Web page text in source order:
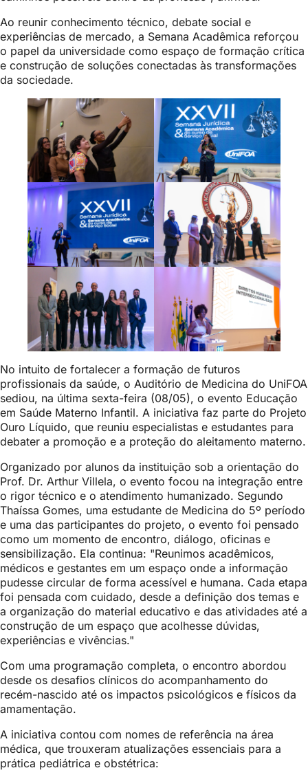
Ao reunir conhecimento técnico, debate social e
experiências de mercado, a Semana Acadêmica reforçou
o papel da universidade como espaço de formação crítica
e construção de soluções conectadas às transformações
da sociedade.
No intuito de fortalecer a formação de futuros
profissionais da saúde, o Auditório de Medicina do UniFOA
sediou, na última sexta-feira (08/05), o evento Educação
em Saúde Materno Infantil. A iniciativa faz parte do Projeto
Ouro Líquido, que reuniu especialistas e estudantes para
debater a promoção e a proteção do aleitamento materno.
Organizado por alunos da instituição sob a orientação do
Prof. Dr. Arthur Villela, o evento focou na integração entre
o rigor técnico e o atendimento humanizado. Segundo
Thaíssa Gomes, uma estudante de Medicina do 5º período
e uma das participantes do projeto, o evento foi pensado
como um momento de encontro, diálogo, oficinas e
sensibilização. Ela continua: "Reunimos acadêmicos,
médicos e gestantes em um espaço onde a informação
pudesse circular de forma acessível e humana. Cada etapa
foi pensada com cuidado, desde a definição dos temas e
a organização do material educativo e das atividades até a
construção de um espaço que acolhesse dúvidas,
experiências e vivências."
Com uma programação completa, o encontro abordou
desde os desafios clínicos do acompanhamento do
recém-nascido até os impactos psicológicos e físicos da
amamentação.
A iniciativa contou com nomes de referência na área
médica, que trouxeram atualizações essenciais para a
prática pediátrica e obstétrica: